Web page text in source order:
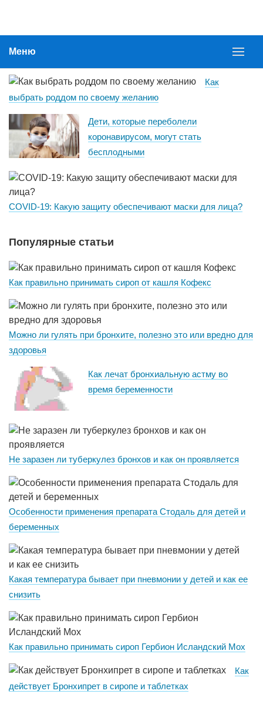
Меню
Как
выбрать роддом по своему желанию
Дети, которые переболели
коронавирусом, могут стать
бесплодными
COVID-19: Какую защиту обеспечивают маски для лица?
Популярные статьи
Как правильно принимать сироп от кашля Кофекс
Можно ли гулять при бронхите, полезно это или вредно для
здоровья
Как лечат бронхиальную астму во
время беременности
Не заразен ли туберкулез бронхов и как он проявляется
Особенности применения препарата Стодаль для детей и
беременных
Какая температура бывает при пневмонии у детей и как ее
снизить
Как правильно принимать сироп Гербион Исландский Мох
Как
действует Бронхипрет в сиропе и таблетках